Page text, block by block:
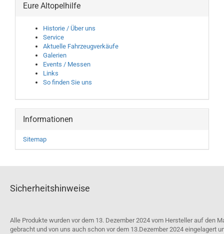
Eure Altopelhilfe
Historie / Über uns
Service
Aktuelle Fahrzeugverkäufe
Galerien
Events / Messen
Links
So finden Sie uns
Informationen
Sitemap
Sicherheitshinweise
Alle Produkte wurden vor dem 13. Dezember 2024 vom Hersteller auf den
gebracht und von uns auch schon vor dem 13.Dezember 2024 eingelagert